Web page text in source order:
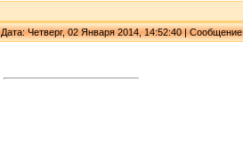
Дата: Четверг, 02 Января 2014, 14:52:40 |